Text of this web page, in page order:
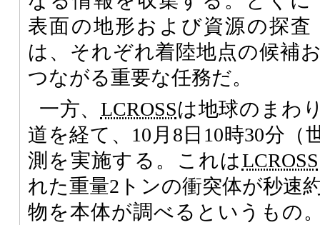
表面の地形および資源の探査
は、それぞれ着陸地点の候補
つながる重要な任務だ。
一方、 LCROSSは地球のまわ
道を経て、10月8日10時30分（
測を実施する。これはLCROSS
れた重量2トンの衝突体が秒速
物を本体が調べるというもの